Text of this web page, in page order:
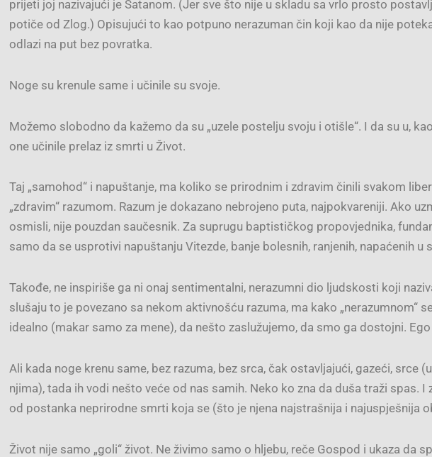
prijeti joj nazivajući je Satanom. (Jer sve što nije u skladu sa vrlo prosto
potiče od Zlog.) Opisujući to kao potpuno nerazuman čin koji kao da nije
odlazi na put bez povratka.
Noge su krenule same i učinile su svoje.
Možemo slobodno da kažemo da su „uzele postelju svoju i otišle“. I da su u,
one učinile prelaz iz smrti u Život.
Taj „samohod“ i napuštanje, ma koliko se prirodnim i zdravim činili svakom
„zdravim“ razumom. Razum je dokazano nebrojeno puta, najpokvareniji. Ako
osmisli, nije pouzdan saučesnik. Za suprugu baptističkog propovjednika,
samo da se usprotivi napuštanju Vitezde, banje bolesnih, ranjenih, napaćenih
Takođe, ne inspiriše ga ni onaj sentimentalni, nerazumni dio ljudskosti koji
slušaju to je povezano sa nekom aktivnošću razuma, ma kako
idealno (makar samo za mene), da nešto zaslužujemo, da smo ga dostojni.
Ali kada noge krenu same, bez razuma, bez srca, čak ostavljajući, gazeći,
njima), tada ih vodi nešto veće od nas samih. Neko ko zna da duša traži spas.
od postanka neprirodne smrti koja se (što je njena najstrašnija i najuspješnija
Život nije samo „goli“ život. Ne živimo samo o hljebu, reče Gospod i ukaza da